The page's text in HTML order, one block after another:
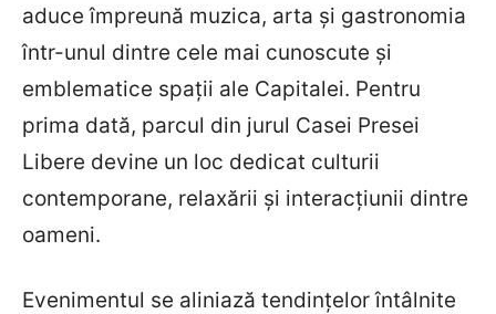
aduce împreună muzica, arta și gastronomia
într-unul dintre cele mai cunoscute și
emblematice spații ale Capitalei. Pentru
prima dată, parcul din jurul Casei Presei
Libere devine un loc dedicat culturii
contemporane, relaxării și interacțiunii dintre
oameni.
Evenimentul se aliniază tendințelor întâlnite